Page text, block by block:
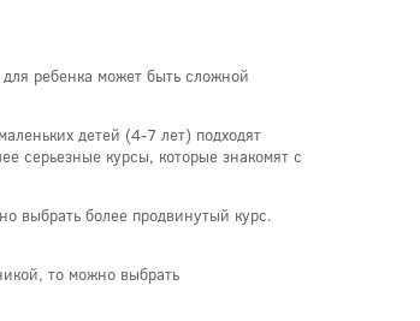
ребенка может быть сложной
детей (4-7 лет) подходят
серьезные курсы, которые знакомят с
выбрать более продвинутый курс.
то можно выбрать